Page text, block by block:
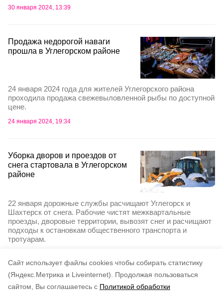
Cайт использует файлы cookies чтобы собирать статистику
(Яндекс.Метрика и Liveinternet).
Продолжая пользоваться
сайтом, Вы соглашаетесь с Политикой обработки
Подписывайтесь на наш Telegram
30 января 2024, 13:39
Продажа недорогой наваги
прошла в Углегорском районе
24 января 2024 года для жителей Углегорского района
проходила продажа свежевыловленной рыбы по доступной
цене.
24 января 2024, 19:34
Уборка дворов и проездов от
снега стартовала в Углегорском
районе
22 января дорожные службы расчищают Углегорск и
Шахтерск от снега. Рабочие чистят межквартальные
проезды, дворовые территории, вывозят снег и расчищают
подходы к остановкам общественного транспорта и
тротуарам.